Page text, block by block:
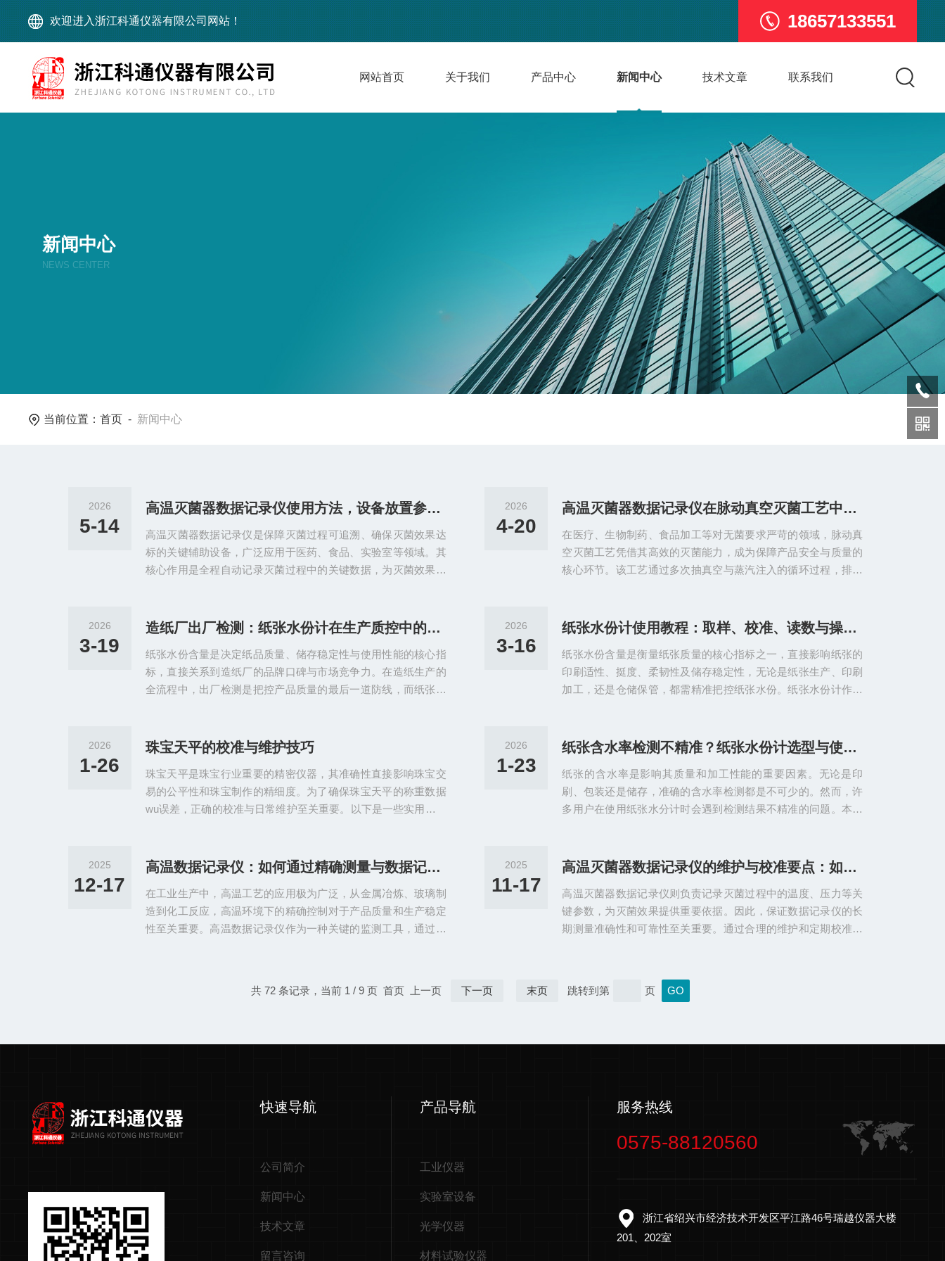
欢迎进入浙江科通仪器有限公司网站！ 18657133551
网站首页 关于我们 产品中心 新闻中心 技术文章 联系我们
新闻中心
NEWS CENTER
当前位置：首页 - 新闻中心
2026
5-14
高温灭菌器数据记录仪使用方法，设备放置参数设置数据导出报表生成教程
高温灭菌器数据记录仪是保障灭菌过程可追溯、确保灭菌效果达
标的关键辅助设备，广泛应用于医药、食品、实验室等领域。其
核心作用是全程自动记录灭菌过程中的关键数据，为灭菌效果验
俗易懂，适配各类常规使用场景。设备放置是确保数据采集准确
差。放置前需检查记录仪外观，确保无破损、密封良好，避免灭
菌过程中蒸汽、水汽进入设备内部造成...
2026
4-20
高温灭菌器数据记录仪在脉动真空灭菌工艺中的温度均匀性监测应用
在医疗、生物制药、食品加工等对无菌要求严苛的领域，脉动真
空灭菌工艺凭借其高效的灭菌能力，成为保障产品安全与质量的
核心环节。该工艺通过多次抽真空与蒸汽注入的循环过程，排除
的关键指标，直接决定了灭菌的可靠性，高温灭菌器数据记录仪
是脉动真空灭菌工艺的核心要求，其核心是确保灭菌舱内各区域
温度保持一致，避免出现“冷点”导...
2026
3-19
造纸厂出厂检测：纸张水份计在生产质控中的应用与效率提升
纸张水份含量是决定纸品质量、储存稳定性与使用性能的核心指
标，直接关系到造纸厂的品牌口碑与市场竞争力。在造纸生产的
全流程中，出厂检测是把控产品质量的最后一道防线，而纸张水
造纸企业实现提质增效、降本减耗的目标，推动生产质控工作走
现纸品水份含量的精准把控，杜绝不合格产品流入市场。不同品
类的纸张，其标准水份含量存在明确...
2026
3-16
纸张水份计使用教程：取样、校准、读数与操作注意事项详解
纸张水份含量是衡量纸张质量的核心指标之一，直接影响纸张的
印刷适性、挺度、柔韧性及储存稳定性，无论是纸张生产、印刷
加工，还是仓储保管，都需精准把控纸张水份。纸张水份计作为
法，严格遵循操作注意事项，是确保检测数据准确、延长仪器使
使用流程，为操作人员提供清晰的操作指引。取样是纸张水份检
测的基础，取样的规范性直接决定检...
2026
1-26
珠宝天平的校准与维护技巧
珠宝天平是珠宝行业重要的精密仪器，其准确性直接影响珠宝交
易的公平性和珠宝制作的精细度。为了确保珠宝天平的称重数据
wu误差，正确的校准与日常维护至关重要。以下是一些实用的校
行校准。将砝码轻轻放置在天平托盘中心，等待读数稳定后，记
书进行调整。定期校准：除了日常校准，珠宝天平应每三个月进
行一次che底校准。校准过程中...
2026
1-23
纸张含水率检测不精准？纸张水份计选型与使用指南
纸张的含水率是影响其质量和加工性能的重要因素。无论是印
刷、包装还是储存，准确的含水率检测都是不可少的。然而，许
多用户在使用纸张水分计时会遇到检测结果不精准的问题。本文
两种检测原理：电容式和红外线/卤素灯加热式。电容式水分计通
相对较低，且受纸张种类和环境湿度影响较大。红外线或卤素灯
加热式水分计则通过加热蒸发水分...
2025
12-17
高温数据记录仪：如何通过精确测量与数据记录，保障高温工艺的稳定性和产品质量
在工业生产中，高温工艺的应用极为广泛，从金属冶炼、玻璃制
造到化工反应，高温环境下的精确控制对于产品质量和生产稳定
性至关重要。高温数据记录仪作为一种关键的监测工具，通过精
度的微小波动可能会导致产品质量的显著差异。例如，在金属热
2025
11-17
高温灭菌器数据记录仪的维护与校准要点：如何保证长期测量的准确与可靠？
高温灭菌器数据记录仪则负责记录灭菌过程中的温度、压力等关
键参数，为灭菌效果提供重要依据。因此，保证数据记录仪的长
期测量准确性和可靠性至关重要。通过合理的维护和定期校准，
感器和外壳容易因灭菌环境中的蒸汽和化学物质而积聚污垢，这
可能影响测量精度和设备寿命。定期清洁设备外壳和传感器表
共 72 条记录，当前 1 / 9 页 首页 上一页 下一页 末页 跳转到第 页
快速导航
公司简介
新闻中心
技术文章
留言咨询
产品导航
工业仪器
实验室设备
光学仪器
材料试验仪器
服务热线
0575-88120560
浙江省绍兴市经济技术开发区平江路46号瑞越仪器大楼
201、202室